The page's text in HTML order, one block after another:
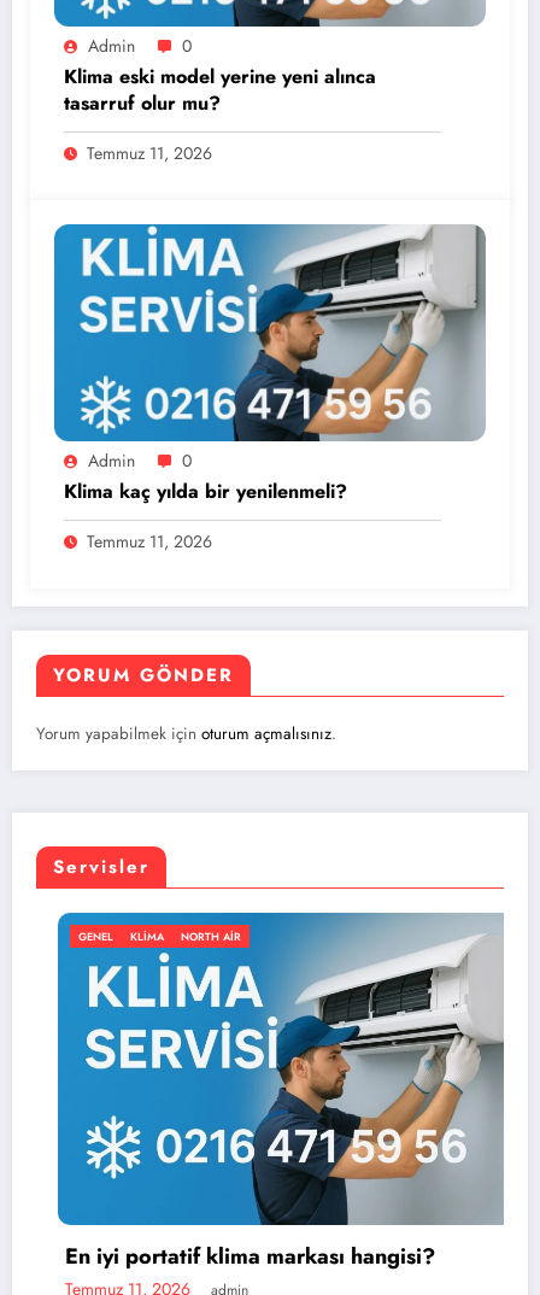
Admin 0
Klima eski model yerine yeni alınca
tasarruf olur mu?
Temmuz 11, 2026
Admin 0
Klima kaç yılda bir yenilenmeli?
Temmuz 11, 2026
YORUM GÖNDER
Yorum yapabilmek için oturum açmalısınız.
Servisler
klima markası hangisi?
KLIMA